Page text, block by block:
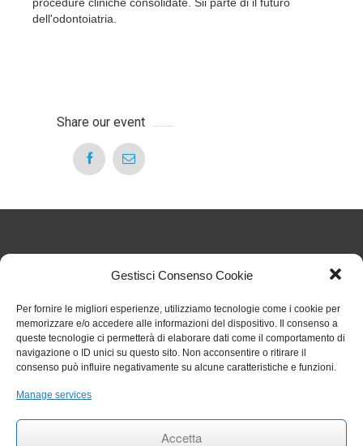
Gestisci Consenso Cookie
Per fornire le migliori esperienze, utilizziamo tecnologie come i cookie per
memorizzare e/o accedere alle informazioni del dispositivo. Il consenso a
queste tecnologie ci permetterà di elaborare dati come il comportamento di
navigazione o ID unici su questo sito. Non acconsentire o ritirare il
consenso può influire negativamente su alcune caratteristiche e funzioni.
Manage services
Accetta
dell'odontoiatria.
Share our event
Articoli Recenti
Nuove regole sul TFR dal 1° luglio 2026: cosa cambia
per gli studi odontoiatrici 27 Luglio 2026
Chiarimenti sull’obbligo formativo ECM relativo al
triennio 2023 2025 27 Luglio 2026
Circolare 006 aggiornamenti RENTRI
Rinvio termini per obbligo stipula polizza per eventi
27 Settembre 2024